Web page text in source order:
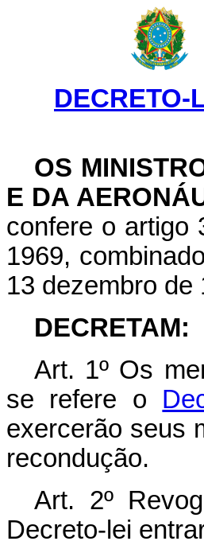
DECRETO-
OS
E DA
confere o artigo
1969,
13 dezembro de
DECRETAM:
Art. 1º Os
se refere o
exercerão seus
recondução.
Art. 2º
Decreto-lei